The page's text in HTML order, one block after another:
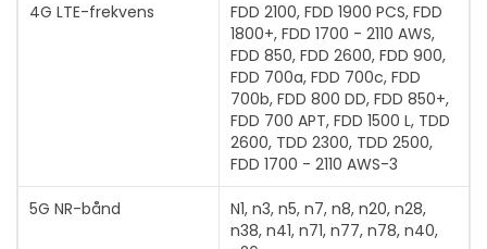
4G LTE-frekvens
FDD 2100, FDD 1900 PCS, FDD
1800+, FDD 1700 - 2110 AWS,
FDD 850, FDD 2600, FDD 900,
FDD 700a, FDD 700c, FDD
700b, FDD 800 DD, FDD 850+,
FDD 700 APT, FDD 1500 L, TDD
2600, TDD 2300, TDD 2500,
FDD 1700 - 2110 AWS-3
5G NR-bånd
N1, n3, n5, n7, n8, n20, n28,
n38, n41, n71, n77, n78, n40,